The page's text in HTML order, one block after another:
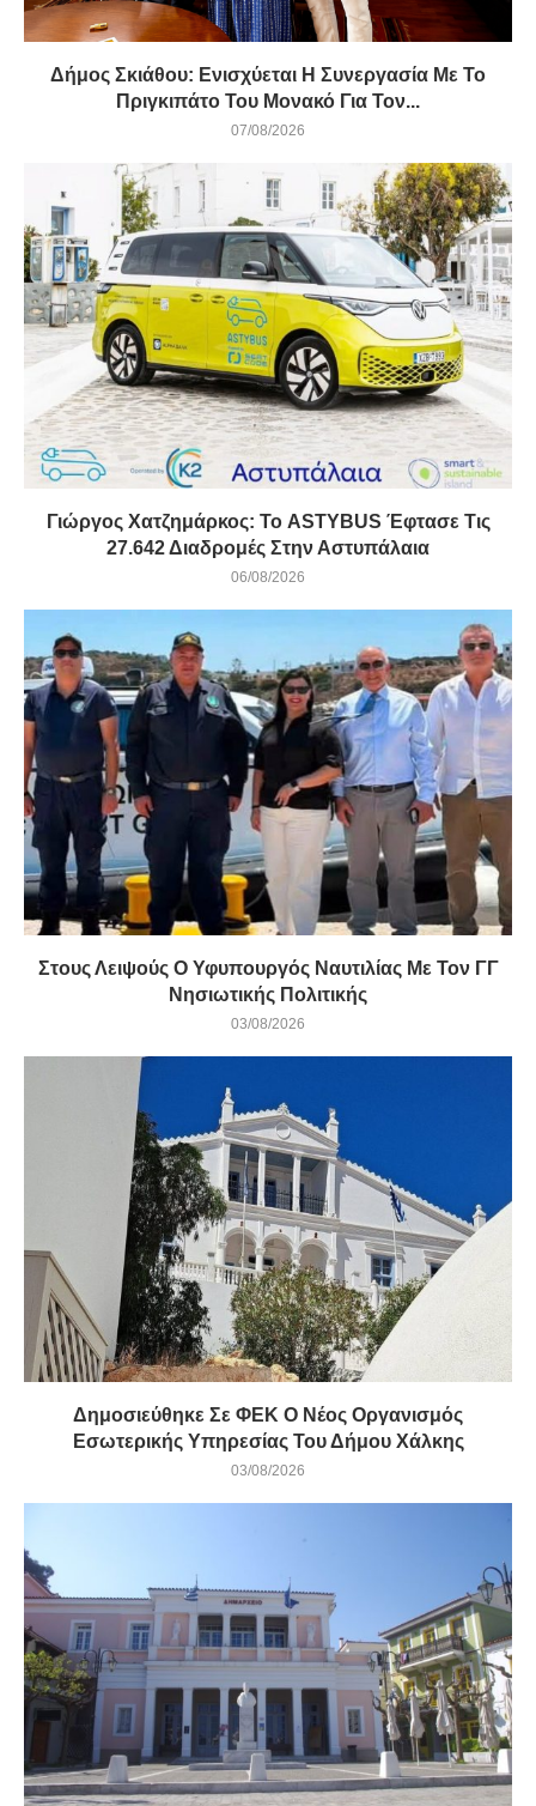
Δήμος Σκιάθου: Ενισχύεται Η Συνεργασία Με Το
Πριγκιπάτο Του Μονακό Για Τον...
07/08/2026
Γιώργος Χατζημάρκος: Το ASTYBUS Έφτασε Τις
27.642 Διαδρομές Στην Αστυπάλαια
06/08/2026
Στους Λειψούς Ο Υφυπουργός Ναυτιλίας Με Τον ΓΓ
Νησιωτικής Πολιτικής
03/08/2026
Δημοσιεύθηκε Σε ΦΕΚ Ο Νέος Οργανισμός
Εσωτερικής Υπηρεσίας Του Δήμου Χάλκης
03/08/2026